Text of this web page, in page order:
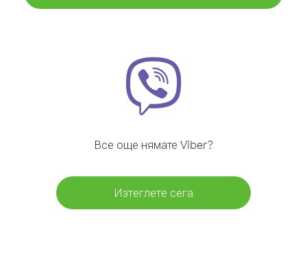
Все още нямате Viber?
Изтеглете сега